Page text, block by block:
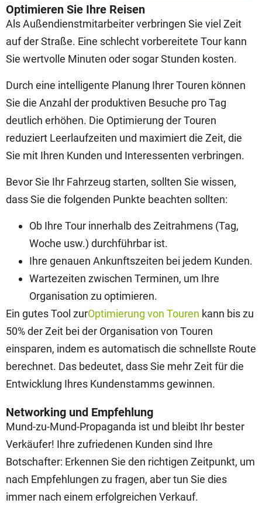
Optimieren Sie Ihre Reisen
Als Außendienstmitarbeiter verbringen Sie viel Zeit
auf der Straße. Eine schlecht vorbereitete Tour kann
Sie wertvolle Minuten oder sogar Stunden kosten.
Durch eine intelligente Planung Ihrer Touren können
Sie die Anzahl der produktiven Besuche pro Tag
deutlich erhöhen. Die Optimierung der Touren
reduziert Leerlaufzeiten und maximiert die Zeit, die
Sie mit Ihren Kunden und Interessenten verbringen.
Bevor Sie Ihr Fahrzeug starten, sollten Sie wissen,
dass Sie die folgenden Punkte beachten sollten:
Ob Ihre Tour innerhalb des Zeitrahmens (Tag,
Woche usw.) durchführbar ist.
Ihre genauen Ankunftszeiten bei jedem Kunden.
Wartezeiten zwischen Terminen, um Ihre
Organisation zu optimieren.
Ein gutes Tool zurOptimierung von Touren kann bis zu
50% der Zeit bei der Organisation von Touren
einsparen, indem es automatisch die schnellste Route
berechnet. Das bedeutet, dass Sie mehr Zeit für die
Entwicklung Ihres Kundenstamms gewinnen.
Networking und Empfehlung
Mund-zu-Mund-Propaganda ist und bleibt Ihr bester
Verkäufer! Ihre zufriedenen Kunden sind Ihre
Botschafter: Erkennen Sie den richtigen Zeitpunkt, um
nach Empfehlungen zu fragen, aber tun Sie dies
immer nach einem erfolgreichen Verkauf.